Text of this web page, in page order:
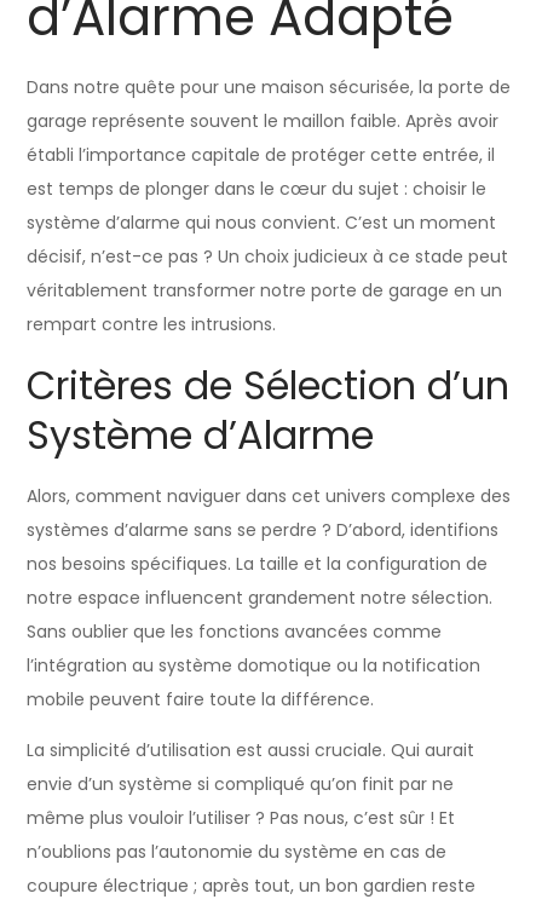
d’Alarme Adapté
Dans notre quête pour une maison sécurisée, la porte de
garage représente souvent le maillon faible. Après avoir
établi l’importance capitale de protéger cette entrée, il
est temps de plonger dans le cœur du sujet : choisir le
système d’alarme qui nous convient. C’est un moment
décisif, n’est-ce pas ? Un choix judicieux à ce stade peut
véritablement transformer notre porte de garage en un
rempart contre les intrusions.
Critères de Sélection d’un
Système d’Alarme
Alors, comment naviguer dans cet univers complexe des
systèmes d’alarme sans se perdre ? D’abord, identifions
nos besoins spécifiques. La taille et la configuration de
notre espace influencent grandement notre sélection.
Sans oublier que les fonctions avancées comme
l’intégration au système domotique ou la notification
mobile peuvent faire toute la différence.
La simplicité d’utilisation est aussi cruciale. Qui aurait
envie d’un système si compliqué qu’on finit par ne
même plus vouloir l’utiliser ? Pas nous, c’est sûr ! Et
n’oublions pas l’autonomie du système en cas de
coupure électrique ; après tout, un bon gardien reste